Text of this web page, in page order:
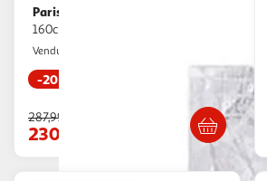
Paris Prix
160cm blanc
Vendu par
-20 %
Livraison dès 1/2 semaines
287,99€
230,99€